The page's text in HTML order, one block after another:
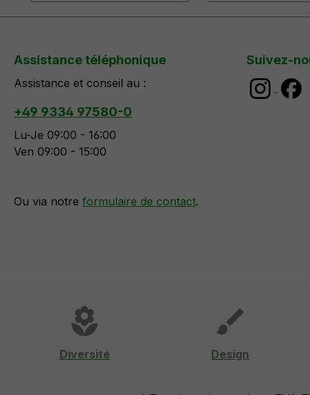
Assistance téléphonique
Assistance et conseil au :
+49 9334 97580-0
Lu-Je 09:00 - 16:00
Ven 09:00 - 15:00
Ou via notre formulaire de contact.
Suivez-
local_florist
Diversité
brush
Design